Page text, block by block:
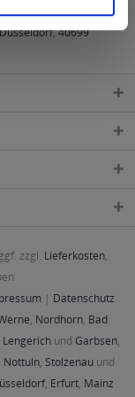
40589, 40591,
,40699
zzgl. Lieferkosten,
| Datenschutz
, Nordhorn, Bad
Lengerichund Garbsen,
Nottuln, Stolzenau und
, Erfurt, Mainz